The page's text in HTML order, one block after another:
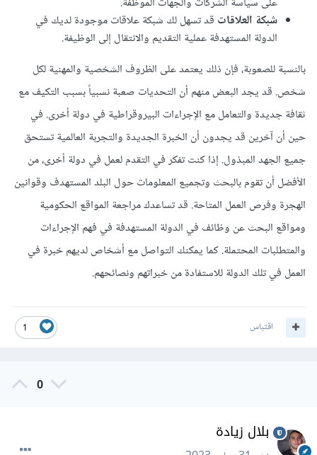
شبكة العلاقات قد تسهل لك شبكة علاقات موجودة لديك في
الدولة المستهدفة عملية التقديم والانتقال إلى الوظيفة.
بالنسبة للصعوبة، فإن ذلك يعتمد على الظروف الشخصية والمهنية لكل
شخص. قد يجد البعض منهم أن التحديات صعبة نسبياً بسبب التكيف مع
ثقافة جديدة والتعامل مع الإجراءات البيروقراطية في دولة أخرى. في
حين أن آخرين قد يجدون أن الخبرة الجديدة والتجربة العالمية تستحق
جميع الجهد المبذول. إذا كنت تفكر في التقدم لعمل في دولة أخرى، من
الأفضل أن تقوم بالبحث وتجميع المعلومات حول البلد المستهدف وقوانين
الهجرة وفرص العمل المتاحة. قد تساعدك مراجعة المواقع الحكومية
ومواقع البحث عن وظائف في الدولة المستهدفة في فهم الإجراءات
والمتطلبات المحتملة. كما يمكنك التواصل مع أشخاص لديهم خبرة في
العمل في تلك الدولة للاستفادة من خبراتهم ونصائحهم.
1 اقتباس
0
بلال زيادة